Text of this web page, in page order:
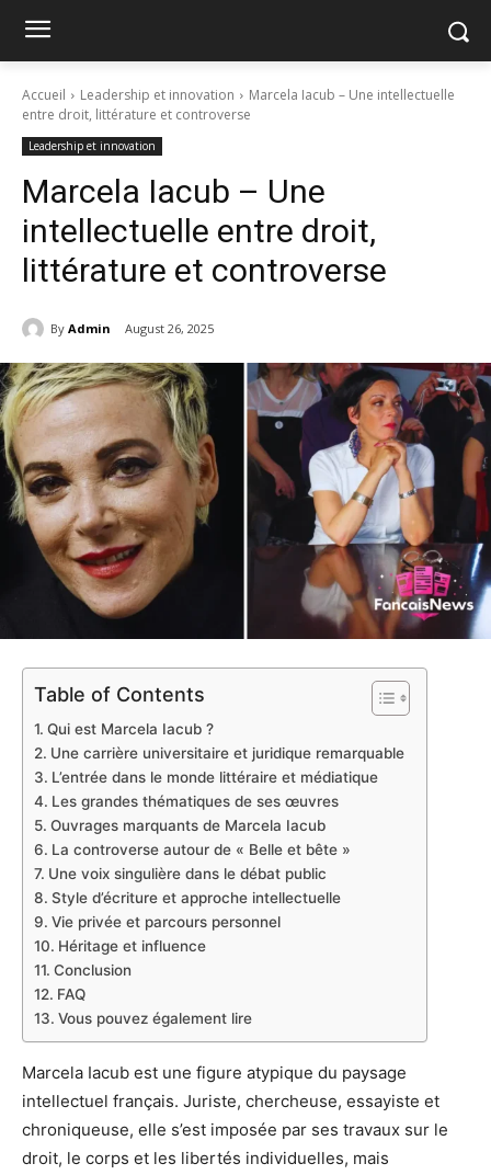
Accueil Leadership et innovation
Marcela Iacub – Une intellectuelle
entre droit, littérature et controverse
Leadership et innovation
Marcela Iacub – Une
intellectuelle entre droit,
littérature et controverse
By Admin August 26, 2025
Table of Contents
Qui est Marcela Iacub ?
Une carrière universitaire et juridique remarquable
L’entrée dans le monde littéraire et médiatique
Les grandes thématiques de ses œuvres
Ouvrages marquants de Marcela Iacub
La controverse autour de « Belle et bête »
Une voix singulière dans le débat public
Style d’écriture et approche intellectuelle
Vie privée et parcours personnel
Héritage et influence
Conclusion
FAQ
Vous pouvez également lire
Marcela Iacub est une figure atypique du paysage
intellectuel français. Juriste, chercheuse, essayiste et
chroniqueuse, elle s’est imposée par ses travaux sur le
droit, le corps et les libertés individuelles, mais